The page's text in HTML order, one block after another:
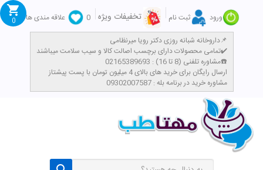
ورود ثبت نام تخفیفات ویژه 0
علاقه مندی ها
داروخانه شبانه روزی دکتر رویا میرنظامی📌
تمامی محصولات دارای برچسب اصالت کالا و سیب سلامت میباشند✔️
مشاوره تلفنی (8 تا 16) : 02165389693☎️
​ارسال رایگان برای خرید های بالای 4 میلیون تومان با پست پیشتاز
مشاوره خرید در برنامه بله : 09302007587
0